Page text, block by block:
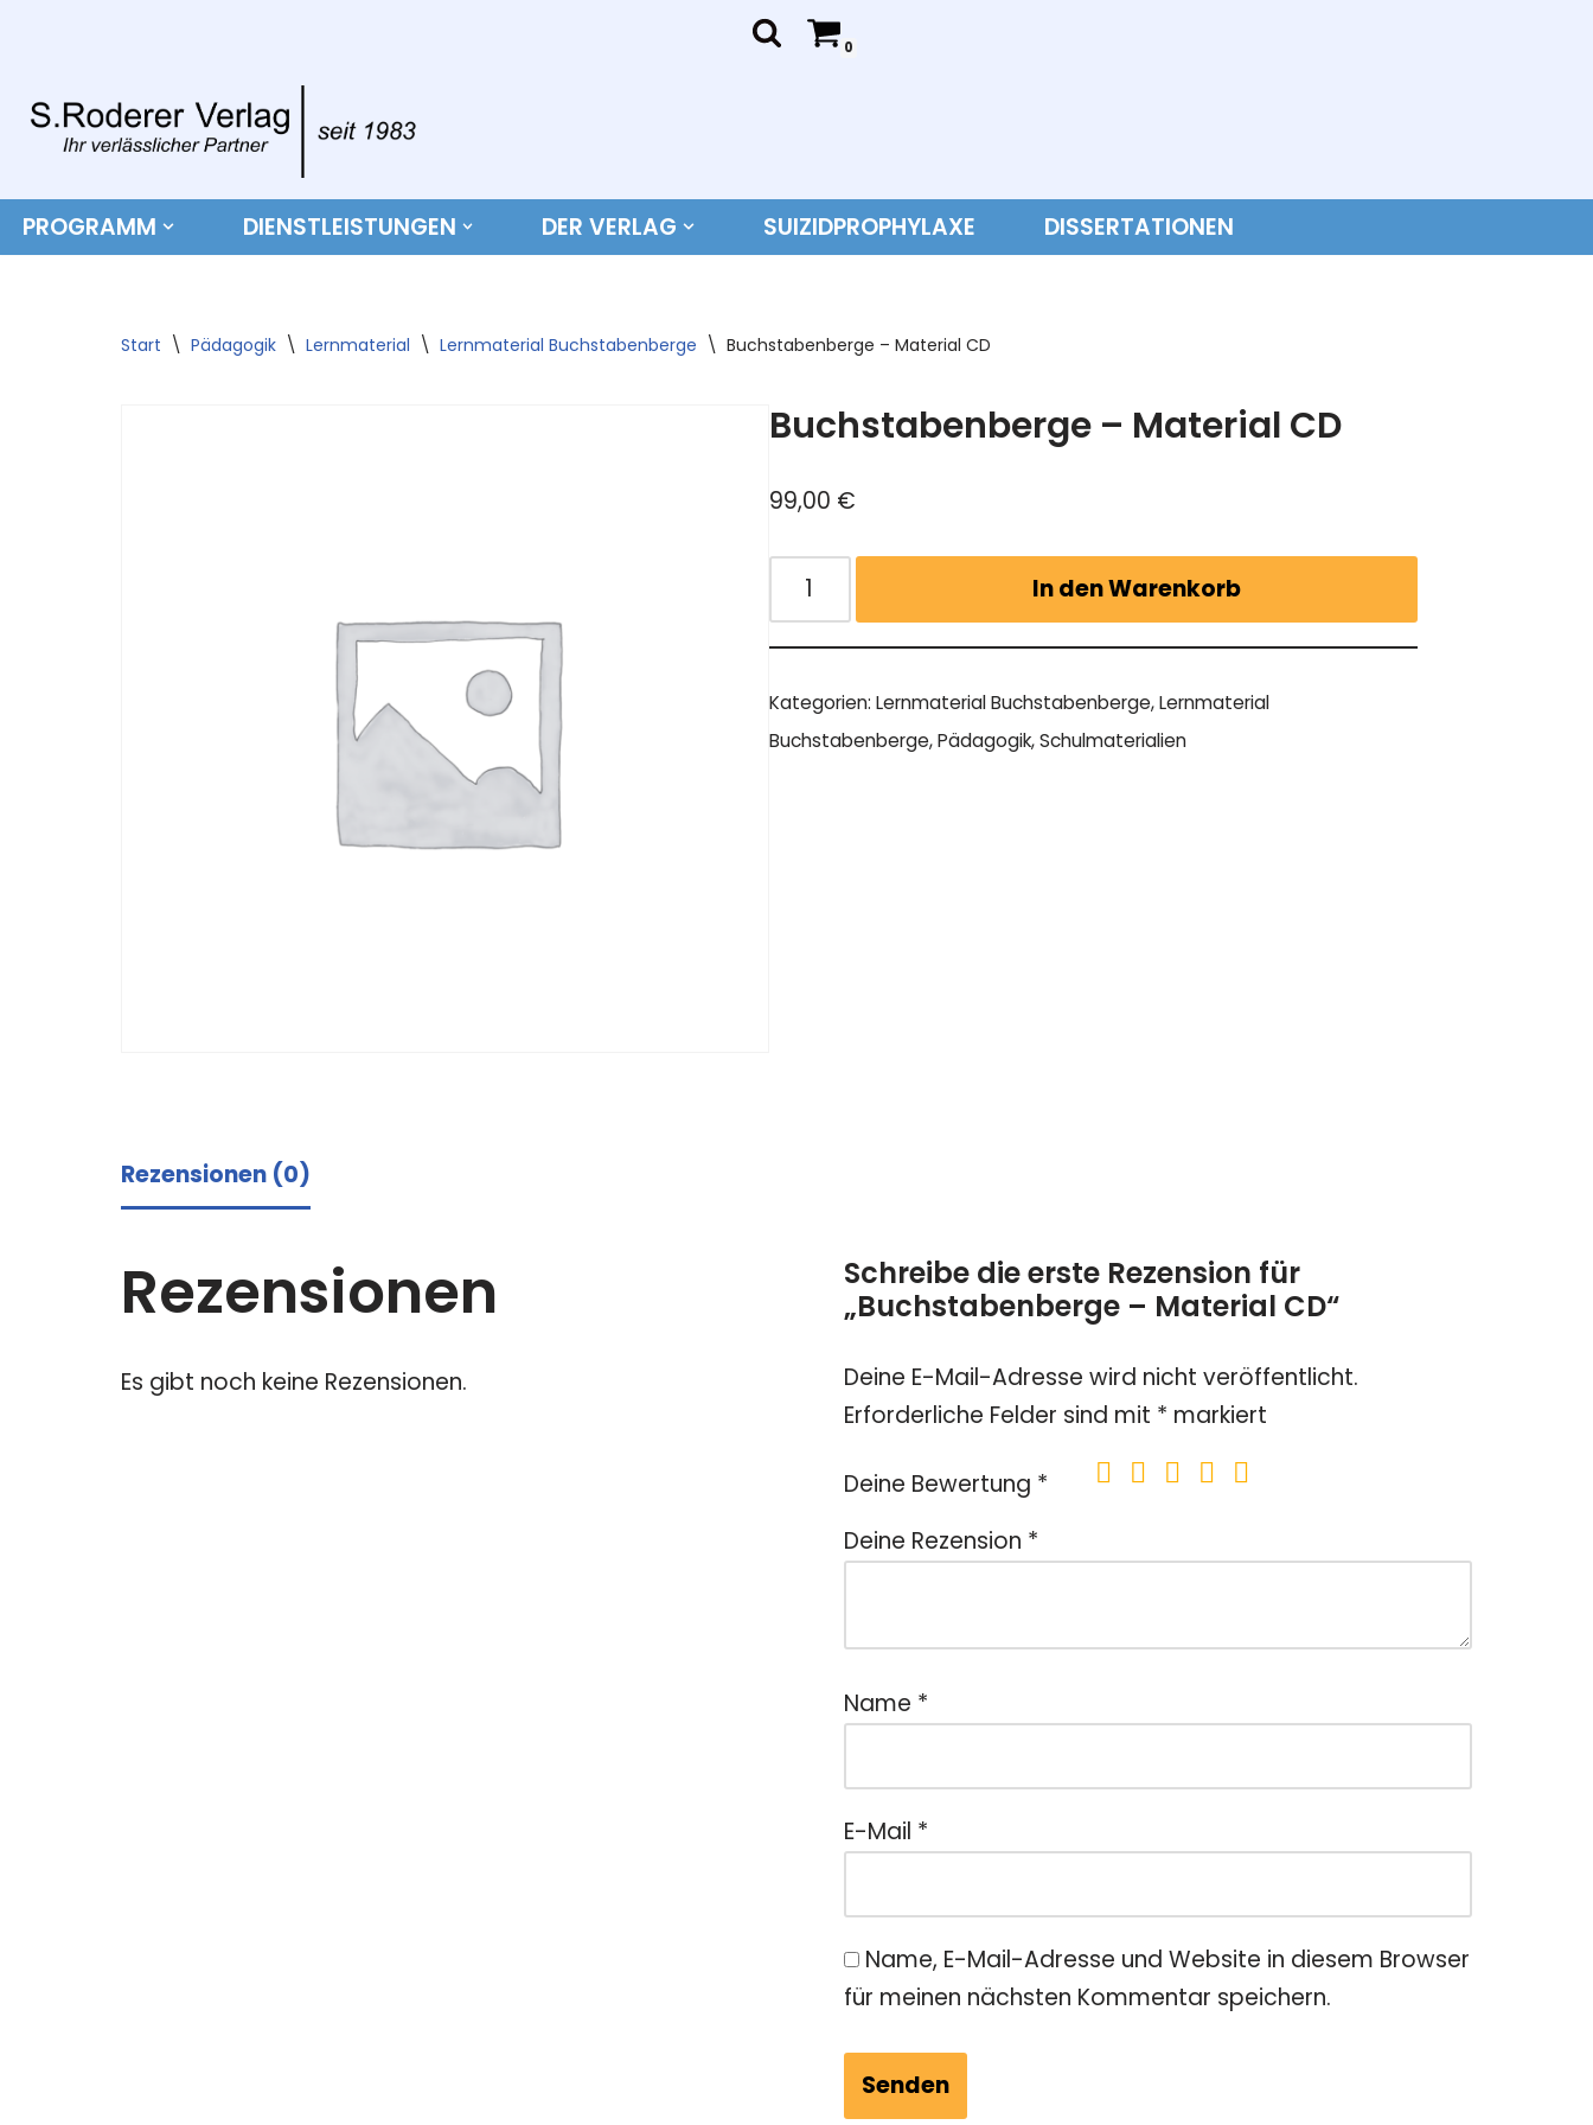
Inhalt
springen
0
PROGRAMM DIENSTLEISTUNGEN DER VERLAG SUIZIDPROPHYLAXE DISSERTATIONEN
Start \ Pädagogik \ Lernmaterial \ Lernmaterial Buchstabenberge \ Buchstabenberge – Material CD
Buchstabenberge – Material CD
99,00 €
In den Warenkorb
Kategorien:Lernmaterial Buchstabenberge,Lernmaterial
Buchstabenberge,Pädagogik,Schulmaterialien
Rezensionen (0)
Rezensionen
Es gibt noch keine Rezensionen.
Schreibe die erste Rezension für
„Buchstabenberge – Material CD“
Deine E-Mail-Adresse wird nicht veröffentlicht.
Erforderliche Felder sind mit * markiert
Deine Bewertung *
Deine Rezension *
Name *
E-Mail *
Name, E-Mail-Adresse und Website in diesem Browser
für meinen nächsten Kommentar speichern.